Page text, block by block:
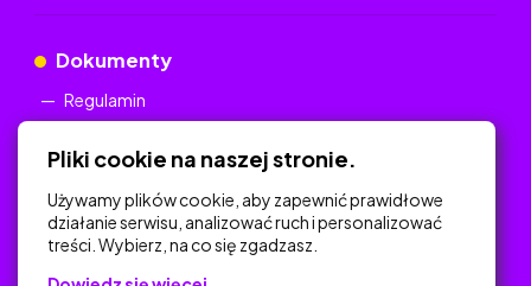
Dokumenty
Regulamin
Na skróty
Pliki cookie na naszej stronie.
Używamy plików cookie, aby zapewnić prawidłowe
działanie serwisu, analizować ruch i personalizować
treści. Wybierz, na co się zgadzasz.